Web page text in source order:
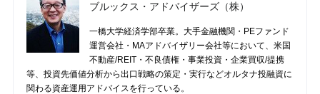
ブルックス・アドバイザーズ（株）
一橋大学経済学部卒業。大手金融機関・PEファンド
運営会社・MAアドバイザリー会社等において、米国
不動産/REIT・不良債権・事業投資・企業買収/提携
等、投資先価値分析から出口戦略の策定・実行などオルタナ投融資に
関わる資産運用アドバイスを行っている。